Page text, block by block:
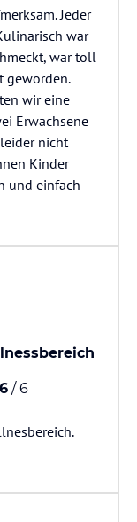
Jeder
war
war toll
geworden.
wir eine
Erwachsene
nicht
Kinder
und einfach
6 / 6